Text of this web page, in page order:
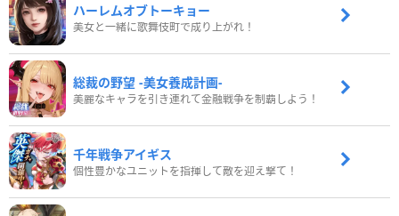
ハーレムオブトーキョー
美女と一緒に歌舞伎町で成り上がれ！
総裁の野望 -美女養成計画-
美麗なキャラを引き連れて金融戦争を制覇しよう！
千年戦争アイギス
個性豊かなユニットを指揮して敵を迎え撃て！